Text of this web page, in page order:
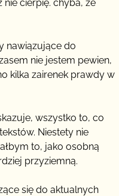
cierpię. chyba, że
nawiązujące do
nie jestem pewien,
kilka zairenek prawdy w
wszystko to, co
Niestety nie
to, jako osobną
przyziemną.
się do aktualnych